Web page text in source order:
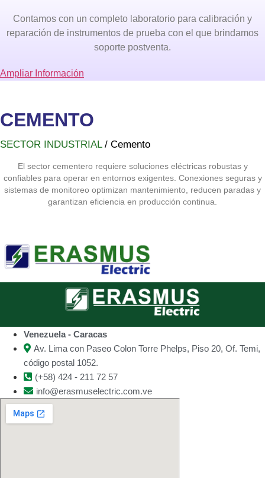
Contamos con un completo laboratorio para calibración y
reparación de instrumentos de prueba con el que brindamos
soporte postventa.
Ampliar Información
CEMENTO
SECTOR INDUSTRIAL/ Cemento
El sector cementero requiere soluciones eléctricas robustas y
confiables para operar en entornos exigentes. Conexiones seguras y
sistemas de monitoreo optimizan mantenimiento, reducen paradas y
garantizan eficiencia en producción continua.
Venezuela - Caracas
Av. Lima con Paseo Colon Torre Phelps, Piso 20, Of. Temi,
código postal 1052.
(+58) 424 - 211 72 57
info@erasmuselectric.com.ve